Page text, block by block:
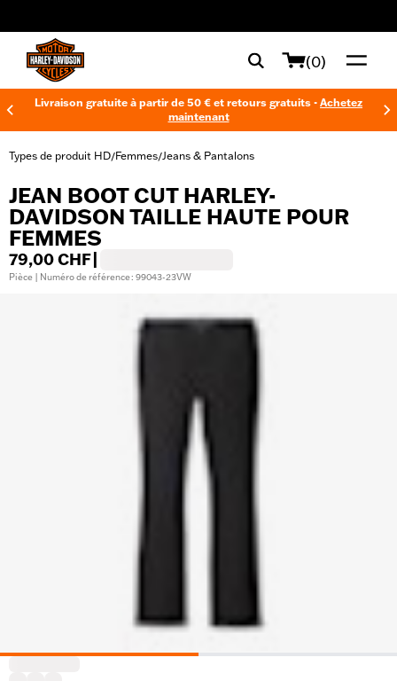
(0)
Livraison gratuite à partir de 50 € et retours gratuits - Achetez
maintenant
Types de produit HD/Femmes/Jeans & Pantalons
JEAN BOOT CUT HARLEY-
DAVIDSON TAILLE HAUTE POUR
FEMMES
79,00 CHF
Pièce | Numéro de référence : 99043-23VW